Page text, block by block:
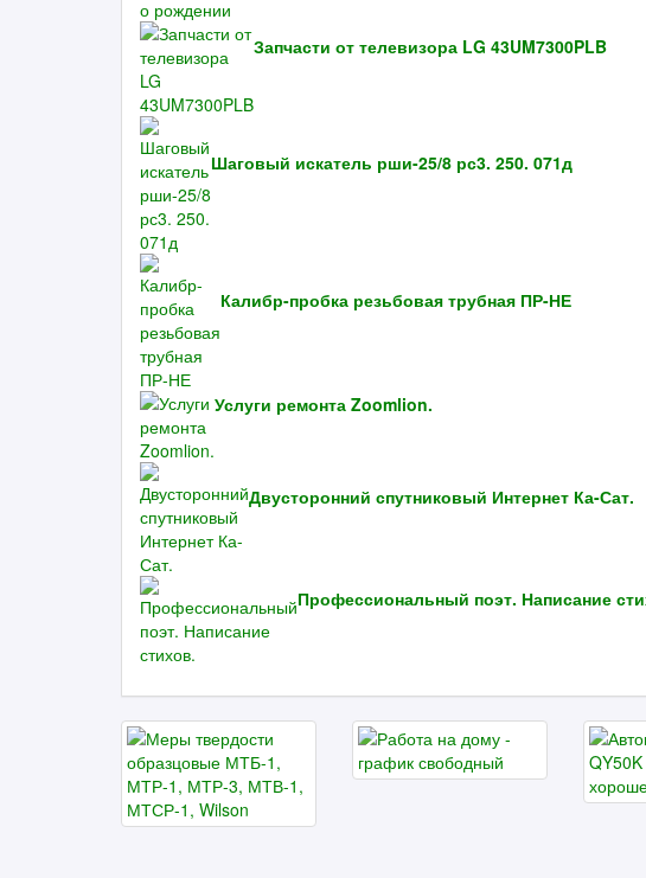
Запчасти от телевизора LG 43UM7300PLB
Шаговый искатель рши-25/8 рс3. 250. 071д
Калибр-пробка резьбовая трубная ПР-НЕ
Услуги ремонта Zoomlion.
Двусторонний спутниковый Интернет Ка-Сат.
Профессиональный поэт. Написание